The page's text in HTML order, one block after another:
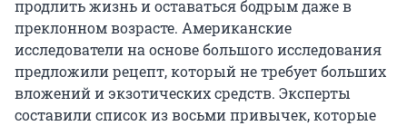
продлить жизнь и оставаться бодрым даже в
преклонном возрасте. Американские
исследователи на основе большого исследования
предложили рецепт, который не требует больших
вложений и экзотических средств. Эксперты
составили список из восьми привычек, которые